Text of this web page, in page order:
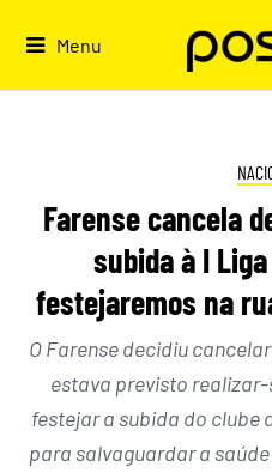
Menu
Farense cancela
subida à I
festejaremos na
O Farense decidiu
estava previsto
festejar a subida do clube
para salvaguardar a